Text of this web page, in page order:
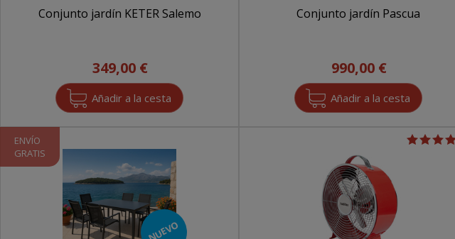
Conjunto jardín KETER Salemo
349,00 €
Conjunto jardín Pascua
990,00 €
ENVÍO
GRATIS
NUEVO